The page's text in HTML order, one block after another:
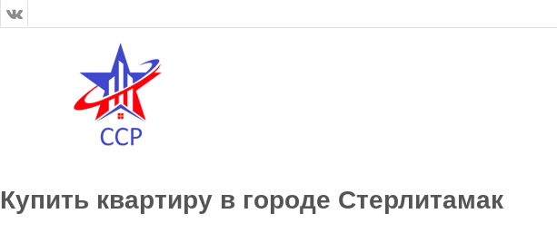
Купить квартиру в городе Стерлитамак